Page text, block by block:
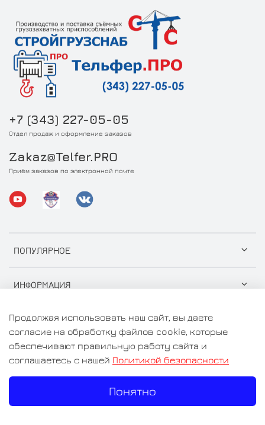
ПОПУЛЯРНОЕ
ИНФОРМАЦИЯ
+7 (343) 227-05-05
Отдел продаж и оформление заказов
Zakaz@Telfer.PRO
Приём заказов по электронной почте
© 2026 ООО "СтройГрузСнаб" Любое использование
Цены на сайте носят информационный характер и не
являются публичной офертой
Продолжая использовать наш сайт, вы даете
согласие на обработку файлов cookie, которые
обеспечивают правильную работу сайта и
соглашаетесь с нашей Политикой безопасности
Понятно